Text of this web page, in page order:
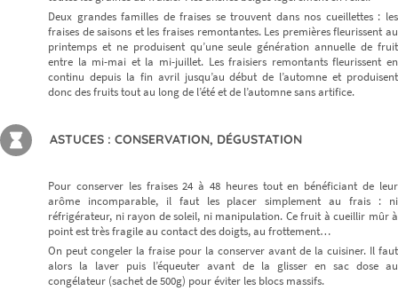
Deux grandes familles de fraises se trouvent dans nos cueillettes : les
fraises de saisons et les fraises remontantes. Les premières fleurissent au
printemps et ne produisent qu’une seule génération annuelle de fruit
entre la mi-mai et la mi-juillet. Les fraisiers remontants fleurissent en
continu depuis la fin avril jusqu’au début de l’automne et produisent
donc des fruits tout au long de l’été et de l’automne sans artifice.
ASTUCES : CONSERVATION, DÉGUSTATION
Pour conserver les fraises 24 à 48 heures tout en bénéficiant de leur
arôme incomparable, il faut les placer simplement au frais : ni
réfrigérateur, ni rayon de soleil, ni manipulation. Ce fruit à cueillir mûr à
point est très fragile au contact des doigts, au frottement…
On peut congeler la fraise pour la conserver avant de la cuisiner. Il faut
alors la laver puis l’équeuter avant de la glisser en sac dose au
congélateur (sachet de 500g) pour éviter les blocs massifs.
Abonnez-vous à notre newsletter
Je m’inscris